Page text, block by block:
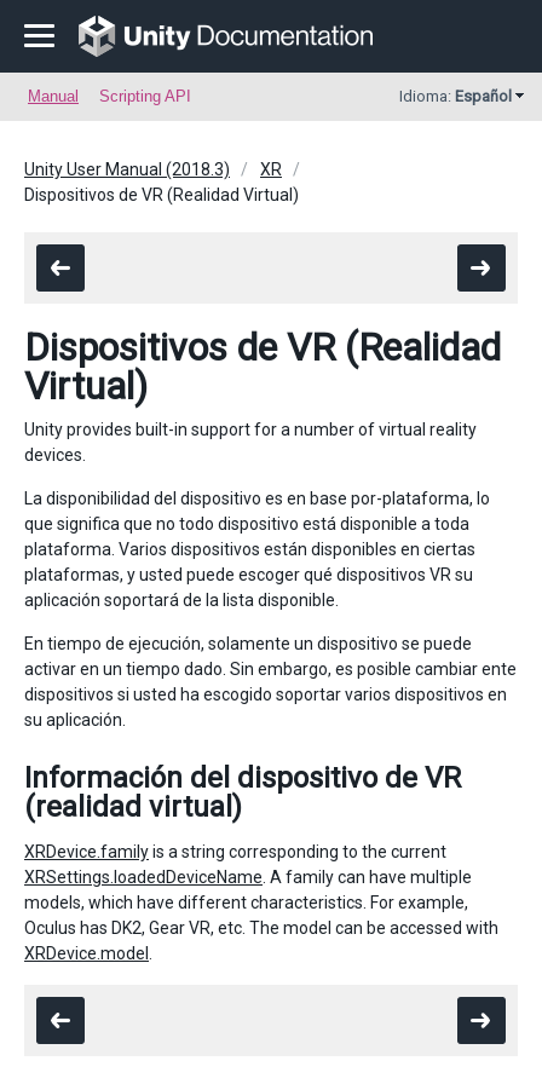
Manual Scripting API Idioma: Español
Unity User Manual (2018.3)
XR
Dispositivos de VR (Realidad Virtual)
Dispositivos de VR (Realidad
Virtual)
Unity provides built-in support for a number of virtual reality
devices.
La disponibilidad del dispositivo es en base por-plataforma, lo
que significa que no todo dispositivo está disponible a toda
plataforma. Varios dispositivos están disponibles en ciertas
plataformas, y usted puede escoger qué dispositivos VR su
aplicación soportará de la lista disponible.
En tiempo de ejecución, solamente un dispositivo se puede
activar en un tiempo dado. Sin embargo, es posible cambiar ente
dispositivos si usted ha escogido soportar varios dispositivos en
su aplicación.
Información del dispositivo de VR
(realidad virtual)
XRDevice.familyis a string corresponding to the current
XRSettings.loadedDeviceName . A family can have multiple
models, which have different characteristics. For example,
Oculus has DK2, Gear VR, etc. The model can be accessed with
XRDevice.model